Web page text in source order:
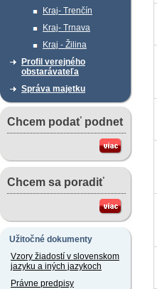
Kraj- Trenčín
Kraj- Trnava
Kraj - Žilina
Profil verejného
obstarávateľa
Správa majetku
Chcem podať podnet
Chcem sa poradiť
Užitočné dokumenty
Vzory žiadostí v slovenskom
jazyku a iných jazykoch
Právne predpisy